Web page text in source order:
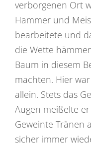
verborgenen Ort
Hammer und
bearbeitete und
die Wette
Baum in diesem
machten. Hier
allein. Stets das
Augen meißelte
Geweinte Tränen
sicher immer